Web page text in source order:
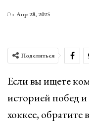
On Апр 28, 2025
Поделиться
Если вы ищете
историей побед
хоккее, обратите